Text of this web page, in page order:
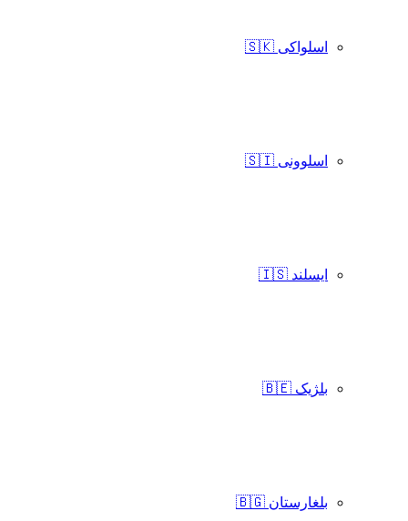
اسلواکی 🇸🇰
اسلوونی 🇸🇮
ایسلند 🇮🇸
بلژیک 🇧🇪
بلغارستان 🇧🇬